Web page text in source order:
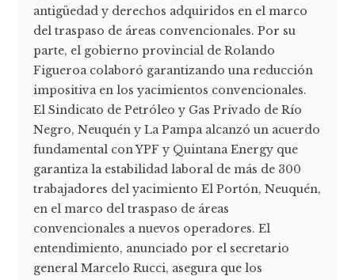
antigüedad y derechos adquiridos en el marco
del traspaso de áreas convencionales. Por su
parte, el gobierno provincial de Rolando
Figueroa colaboró garantizando una reducción
impositiva en los yacimientos convencionales.
El Sindicato de Petróleo y Gas Privado de Río
Negro, Neuquén y La Pampa alcanzó un acuerdo
fundamental con YPF y Quintana Energy que
garantiza la estabilidad laboral de más de 300
trabajadores del yacimiento El Portón, Neuquén,
en el marco del traspaso de áreas
convencionales a nuevos operadores. El
entendimiento, anunciado por el secretario
general Marcelo Rucci, asegura que los